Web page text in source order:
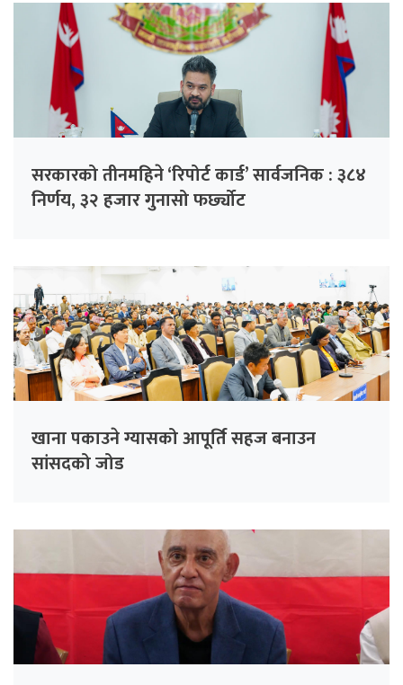
सरकारको तीनमहिने ‘रिपोर्ट कार्ड’ सार्वजनिक : ३८४
निर्णय, ३२ हजार गुनासो फर्छ्योट
खाना पकाउने ग्यासको आपूर्ति सहज बनाउन
सांसदको जोड